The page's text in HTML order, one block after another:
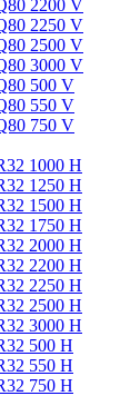
2200 V
2250 V
2500 V
3000 V
500 V
550 V
750 V
1000 H
1250 H
1500 H
1750 H
2000 H
2200 H
2250 H
2500 H
3000 H
500 H
550 H
750 H